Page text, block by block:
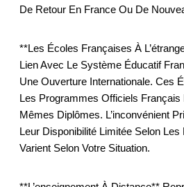
De Retour En France Ou De
**Les Écoles Françaises À
Lien Avec Le Système Éducatif
Une Ouverture Internationale. Ces
Les Programmes Officiels Français
Mêmes Diplômes. L’inconvénient
Leur Disponibilité Limitée Selon
Varient Selon Votre Situation.